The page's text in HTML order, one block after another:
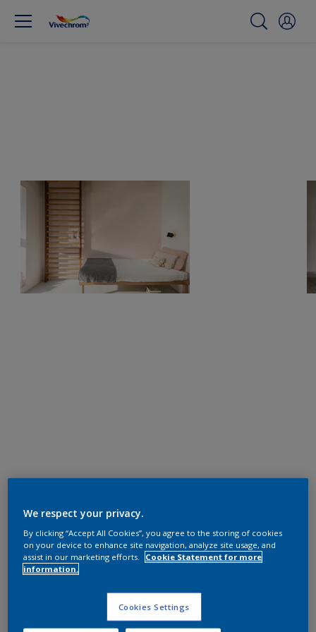
We respect your privacy.
By clicking “Accept All Cookies”, you agree to the storing of cookies
on your device to enhance site navigation, analyze site usage, and
assist in our marketing efforts.
Cookie Statement for more
information.
Cookies Settings